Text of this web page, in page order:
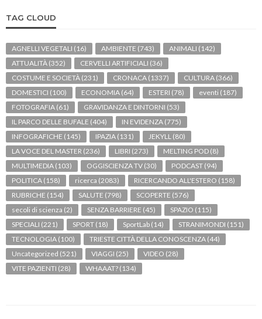
TAG CLOUD
AGNELLI VEGETALI (16) AMBIENTE (743) ANIMALI (142)
ATTUALITÀ (352) CERVELLI ARTIFICIALI (36)
COSTUME E SOCIETÀ (231) CRONACA (1337) CULTURA (366)
DOMESTICI (100) ECONOMIA (64) ESTERI (78) eventi (187)
FOTOGRAFIA (61) GRAVIDANZA E DINTORNI (53)
IL PARCO DELLE BUFALE (404) IN EVIDENZA (775)
INFOGRAFICHE (145) IPAZIA (131) JEKYLL (80)
LA VOCE DEL MASTER (236) LIBRI (273) MELTING POD (8)
MULTIMEDIA (103) OGGISCIENZA TV (30) PODCAST (94)
POLITICA (158) ricerca (2083) RICERCANDO ALL'ESTERO (158)
RUBRICHE (154) SALUTE (798) SCOPERTE (576)
secoli di scienza (2) SENZA BARRIERE (45) SPAZIO (115)
SPECIALI (221) SPORT (18) SportLab (14) STRANIMONDI (151)
TECNOLOGIA (100) TRIESTE CITTÀ DELLA CONOSCENZA (44)
Uncategorized (521) VIAGGI (25) VIDEO (28)
VITE PAZIENTI (28) WHAAAT? (134)